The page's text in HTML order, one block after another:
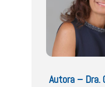
Autora – Dra.